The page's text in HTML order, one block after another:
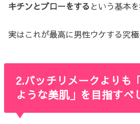
キチンとブローをする という基本を
実はこれが最高に男性ウケする究
2.バッチリメークよりも
ような美肌」を目指すべ